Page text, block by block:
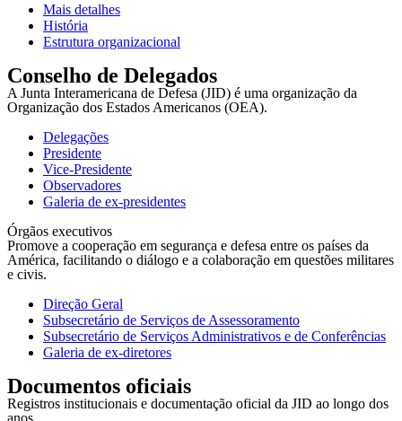
Mais detalhes
História
Estrutura organizacional
Conselho de Delegados
A Junta Interamericana de Defesa (JID) é uma organização da
Organização dos Estados Americanos (OEA).
Delegações
Presidente
Vice-Presidente
Observadores
Galeria de ex-presidentes
Órgãos executivos
Promove a cooperação em segurança e defesa entre os países da
América, facilitando o diálogo e a colaboração em questões militares
e civis.
Direção Geral
Subsecretário de Serviços de Assessoramento
Subsecretário de Serviços Administrativos e de Conferências
Galeria de ex-diretores
Documentos oficiais
Registros institucionais e documentação oficial da JID ao longo dos
anos.